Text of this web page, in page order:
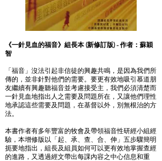
《一針見血的福音》組長本 (新修訂版) - 作者：蘇穎
智
「福音」沒法引起非信徒的興趣共鳴，是因為我們所
傳的，並非針對他們的需要。要更有效地吸引慕道朋
友繼續有興趣聽福音並考慮接受主，我們必須清楚而
一針見血地指出人之需要及問題所在，又讓他們理性
地承認這些需要及問題，在基督以外，別無根治的方
法。
本書作者有多年豐富的牧會及帶領福音性研經小組經
驗，本增修版以「起、承、查、合、伸」五步驟簡明
扼要地指出，組長及組員如何可以更有效地掌握查經
的進路，又透過經文帶出每課內容之中心信息和重